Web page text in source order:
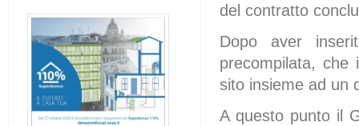
del contratto
Dopo aver
precompilata, che
sito insieme ad un
A questo punto il